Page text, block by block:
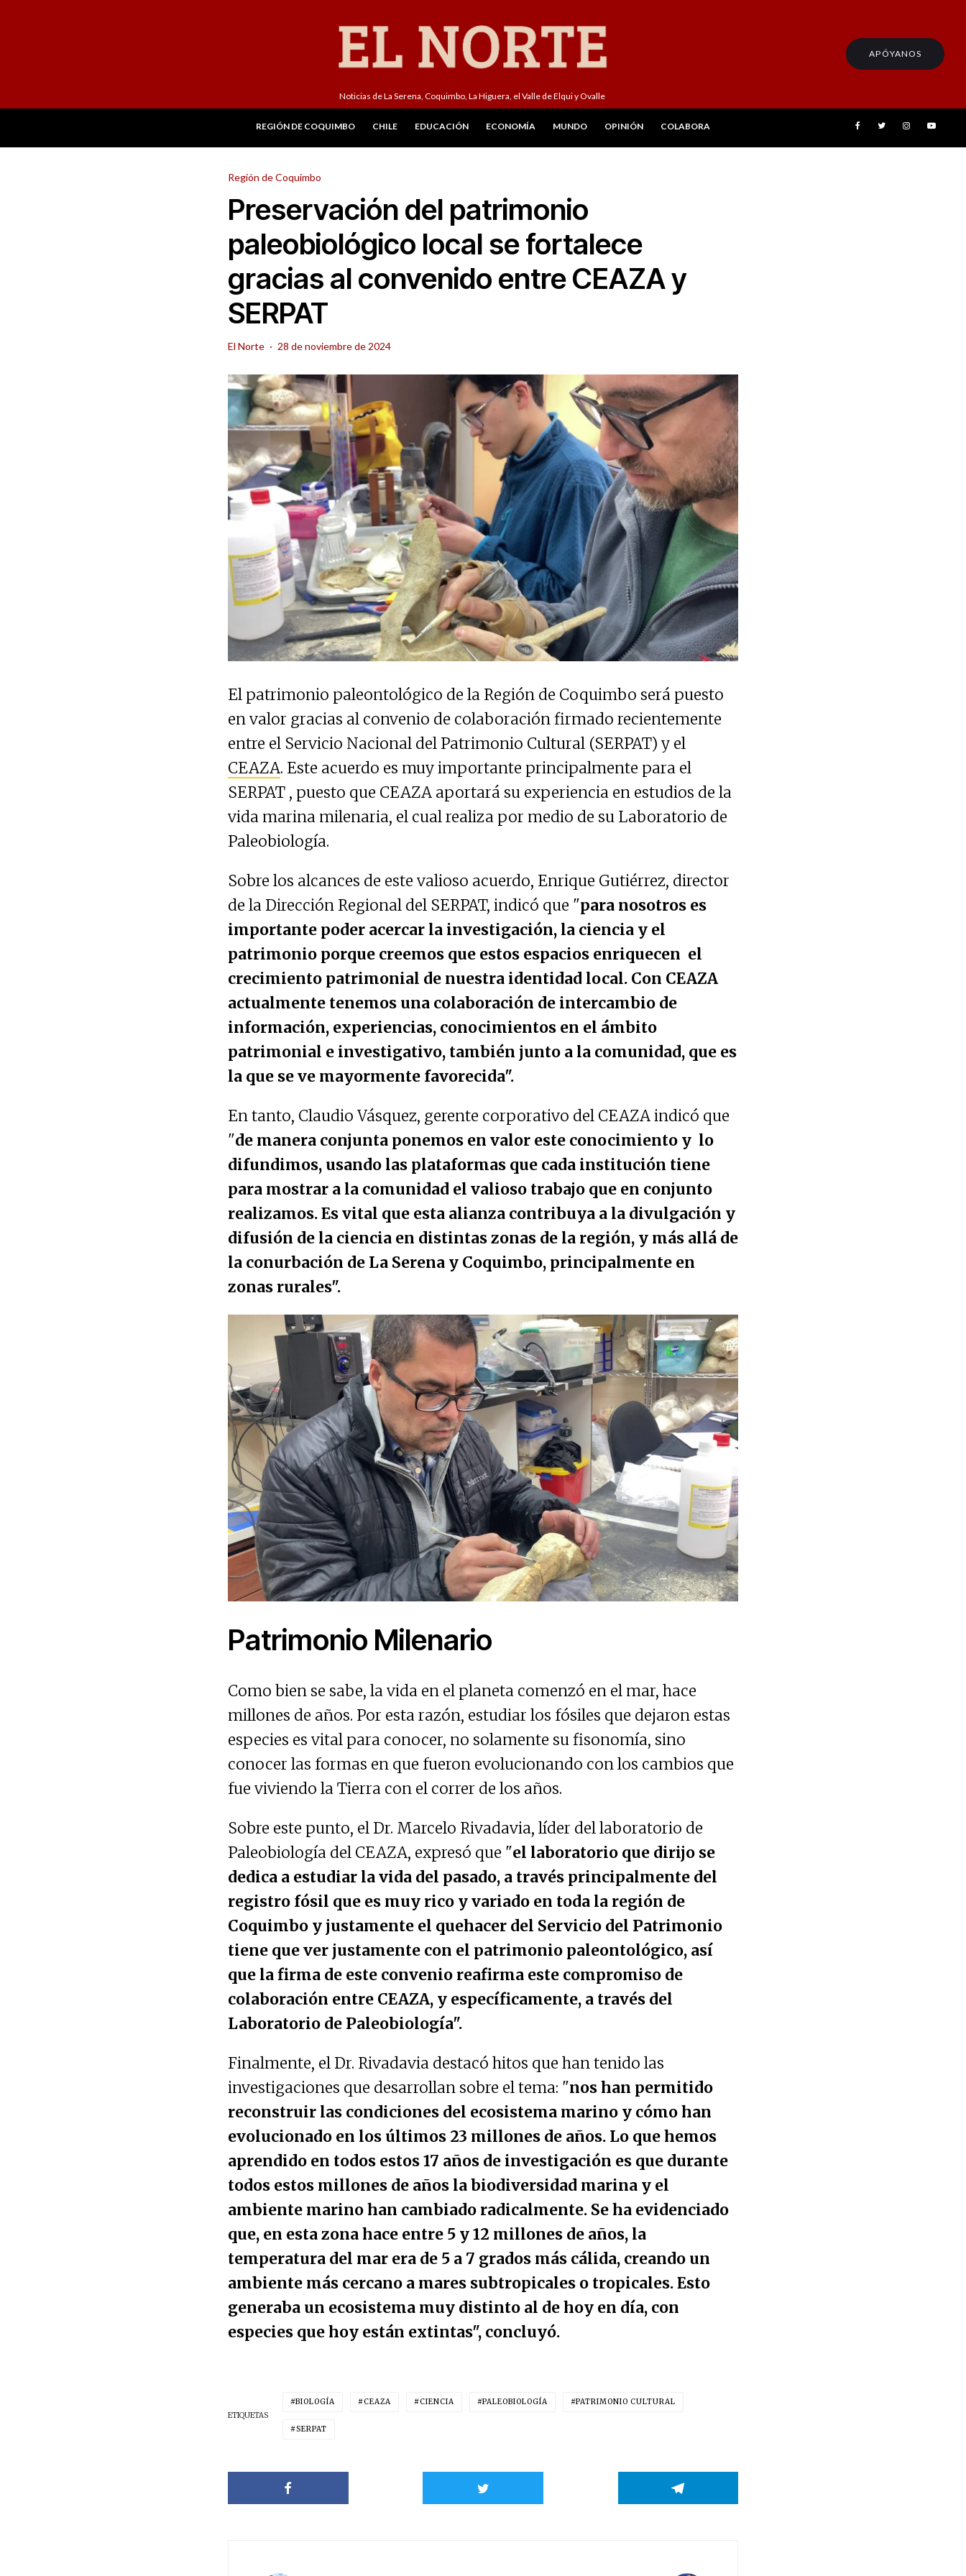
Noticias de La Serena, Coquimbo, La Higuera, el Valle de Elqui y Ovalle
APÓYANOS
REGIÓN DE COQUIMBO CHILE EDUCACIÓN ECONOMÍA MUNDO OPINIÓN COLABORA
Región de Coquimbo
Preservación del patrimonio
paleobiológico local se fortalece
gracias al convenido entre CEAZA y
SERPAT
El Norte · 28 de noviembre de 2024
El patrimonio paleontológico de la Región de Coquimbo será puesto
en valor gracias al convenio de colaboración firmado recientemente
entre el Servicio Nacional del Patrimonio Cultural (SERPAT) y el
CEAZA. Este acuerdo es muy importante principalmente para el
SERPAT , puesto que CEAZA aportará su experiencia en estudios de la
vida marina milenaria, el cual realiza por medio de su Laboratorio de
Paleobiología.
Sobre los alcances de este valioso acuerdo, Enrique Gutiérrez, director
de la Dirección Regional del SERPAT, indicó que "para nosotros es
importante poder acercar la investigación, la ciencia y el
patrimonio porque creemos que estos espacios enriquecen el
crecimiento patrimonial de nuestra identidad local. Con CEAZA
actualmente tenemos una colaboración de intercambio de
información, experiencias, conocimientos en el ámbito
patrimonial e investigativo, también junto a la comunidad, que es
la que se ve mayormente favorecida".
En tanto, Claudio Vásquez, gerente corporativo del CEAZA indicó que
"de manera conjunta ponemos en valor este conocimiento y lo
difundimos, usando las plataformas que cada institución tiene
para mostrar a la comunidad el valioso trabajo que en conjunto
realizamos. Es vital que esta alianza contribuya a la divulgación y
difusión de la ciencia en distintas zonas de la región, y más allá de
la conurbación de La Serena y Coquimbo, principalmente en
zonas rurales".
Patrimonio Milenario
Como bien se sabe, la vida en el planeta comenzó en el mar, hace
millones de años. Por esta razón, estudiar los fósiles que dejaron estas
especies es vital para conocer, no solamente su fisonomía, sino
conocer las formas en que fueron evolucionando con los cambios que
fue viviendo la Tierra con el correr de los años.
Sobre este punto, el Dr. Marcelo Rivadavia, líder del laboratorio de
Paleobiología del CEAZA, expresó que "el laboratorio que dirijo se
dedica a estudiar la vida del pasado, a través principalmente del
registro fósil que es muy rico y variado en toda la región de
Coquimbo y justamente el quehacer del Servicio del Patrimonio
tiene que ver justamente con el patrimonio paleontológico, así
que la firma de este convenio reafirma este compromiso de
colaboración entre CEAZA, y específicamente, a través del
Laboratorio de Paleobiología".
Finalmente, el Dr. Rivadavia destacó hitos que han tenido las
investigaciones que desarrollan sobre el tema: "nos han permitido
reconstruir las condiciones del ecosistema marino y cómo han
evolucionado en los últimos 23 millones de años. Lo que hemos
aprendido en todos estos 17 años de investigación es que durante
todos estos millones de años la biodiversidad marina y el
ambiente marino han cambiado radicalmente. Se ha evidenciado
que, en esta zona hace entre 5 y 12 millones de años, la
temperatura del mar era de 5 a 7 grados más cálida, creando un
ambiente más cercano a mares subtropicales o tropicales. Esto
generaba un ecosistema muy distinto al de hoy en día, con
especies que hoy están extintas", concluyó.
ETIQUETAS
BIOLOGÍA CEAZA CIENCIA PALEOBIOLOGÍA PATRIMONIO CULTURAL
SERPAT